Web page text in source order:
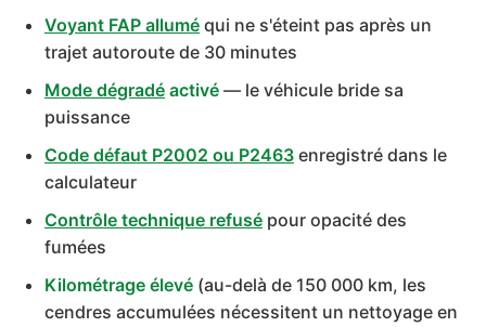
Voyant FAP allumé qui ne s'éteint pas après un
trajet autoroute de 30 minutes
Mode dégradé activé — le véhicule bride sa
puissance
Code défaut P2002 ou P2463 enregistré dans le
calculateur
Contrôle technique refusé pour opacité des
fumées
Kilométrage élevé (au-delà de 150 000 km, les
cendres accumulées nécessitent un nettoyage en